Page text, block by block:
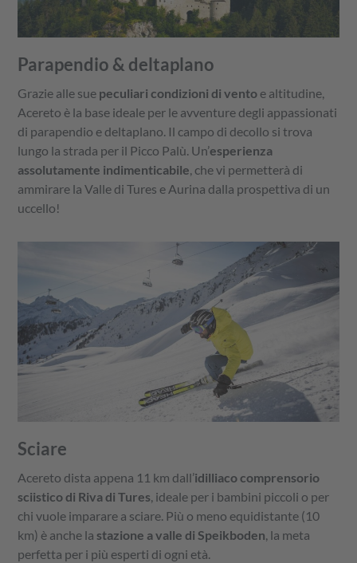
Parapendio & deltaplano
Grazie alle sue peculiari condizioni di vento e altitudine,
Acereto è la base ideale per le avventure degli appassionati
di parapendio e deltaplano. Il campo di decollo si trova
lungo la strada per il Picco Palù. Un’esperienza
assolutamente indimenticabile , che vi permetterà di
ammirare la Valle di Tures e Aurina dalla prospettiva di un
uccello!
Sciare
Acereto dista appena 11 km dall’idilliaco comprensorio
sciistico di Riva di Tures, ideale per i bambini piccoli o per
chi vuole imparare a sciare. Più o meno equidistante (10
km) è anche la stazione a valle di Speikboden, la meta
perfetta per i più esperti di ogni età.